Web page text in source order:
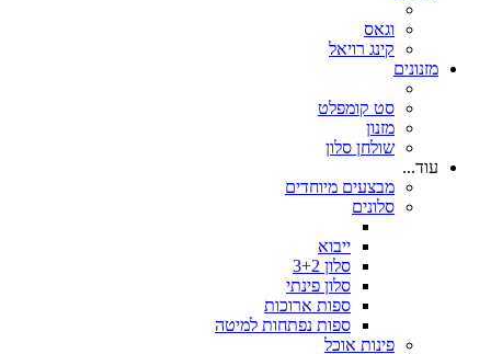
וגאס
קינג רויאל
מזנונים
סט קומפלט
מזנון
שולחן סלון
עוד...
מבצעים מיוחדים
סלונים
ייבוא
סלון 3+2
סלון פינתי
ספות ארוכות
ספות נפתחות למיטה
פינות אוכל